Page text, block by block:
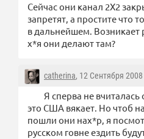
Сейчас они канал 2Х2
запретят, а простите что
в дальнейшем. Возникает
х*я они делают там?
catherina, 12 Сентября 2008
Я сперва не
это США вякает. Но чтоб
пошли они нах*р, я
русском говне ездить